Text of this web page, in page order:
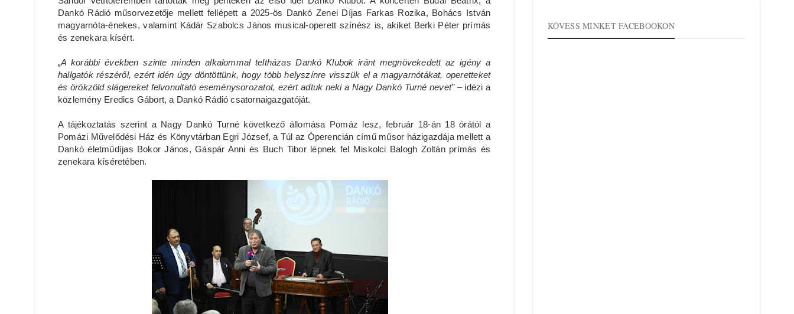
Dankó Rádió műsorvezetője mellett fellépett a 2025-ös Dankó Zenei Díjas Farkas Rozika, Bohács István
magyarnóta-énekes, valamint Kádár Szabolcs János musical-operett színész is, akiket Berki Péter prímás
és zenekara kísért.
„A korábbi években szinte minden alkalommal teltházas Dankó Klubok iránt megnövekedett az igény a
hallgatók részéről, ezért idén úgy döntöttünk, hogy több helyszínre visszük el a magyarnótákat, operetteket
és örökzöld slágereket felvonultató eseménysorozatot, ezért adtuk neki a Nagy Dankó Turné nevet”– idézi a
közlemény Eredics Gábort, a Dankó Rádió csatornaigazgatóját.
A tájékoztatás szerint a Nagy Dankó Turné következő állomása Pomáz lesz, február 18-án 18 órától a
Pomázi Művelődési Ház és Könyvtárban Egri József, a Túl az Óperencián című műsor házigazdája mellett a
Dankó életműdíjas Bokor János, Gáspár Anni és Buch Tibor lépnek fel Miskolci Balogh Zoltán prímás és
zenekara kíséretében.
KÖVESS MINKET FACEBOOKON